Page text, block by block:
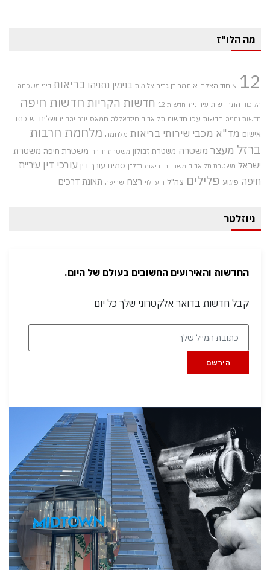
מה הלו"ז
12 איחוד הצלה איתמר בן גביר אלימות בנימין נתניהו בריאות דיני משפחה
הליכוד התחדשות עירונית חדשות 12 חדשות הקריות חדשות חיפה
חדשות נתניה חדשות עכו חדשות תל אביב חיזבאללה חמאס יונה יהב ירושלים יש כתב
אישום מד"א מכבי שירותי בריאות מלחמה מלחמת חרבות
ברזל מעצר משטרה משטרת זבולון משטרת חדרה משטרת חיפה משטרת
ישראל משטרת תל אביב משרד הבריאות נדל"ן סמים עורך דין עורכי דין עיריית
חיפה פיגוע פלילים צה"ל רועי לוי רצח שריפה תאונת דרכים
ניוזלטר
החדשות והאירועים החשובים בעולם של היום.
קבל חדשות בדואר אלקטרוני שלך כל יום
הירשם